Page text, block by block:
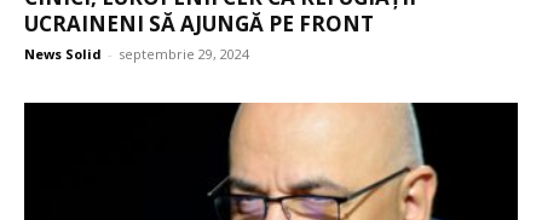
UCRAINENI SĂ AJUNGĂ PE FRONT
News Solid - septembrie 29, 2024